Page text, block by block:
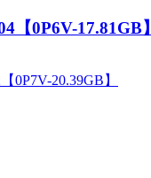
【0P6V-17.81GB】